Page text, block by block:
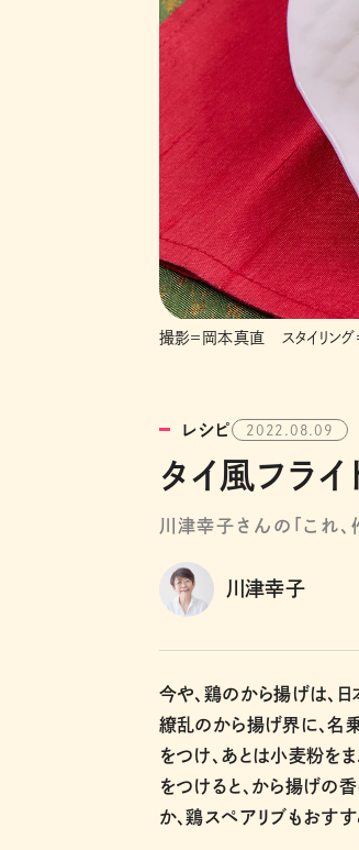
撮影＝岡本真直 スタイリン
レシピ 2022.08.09
タイ風フライ
川津幸子さんの「これ、
川津幸子
今や、鶏のから揚げは、
繚乱のから揚げ界に、名
をつけ、あとは小麦粉を
をつけると、から揚げの
か、鶏スペアリブもおす